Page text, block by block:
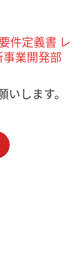
件定義書 レ
業開発部
します。